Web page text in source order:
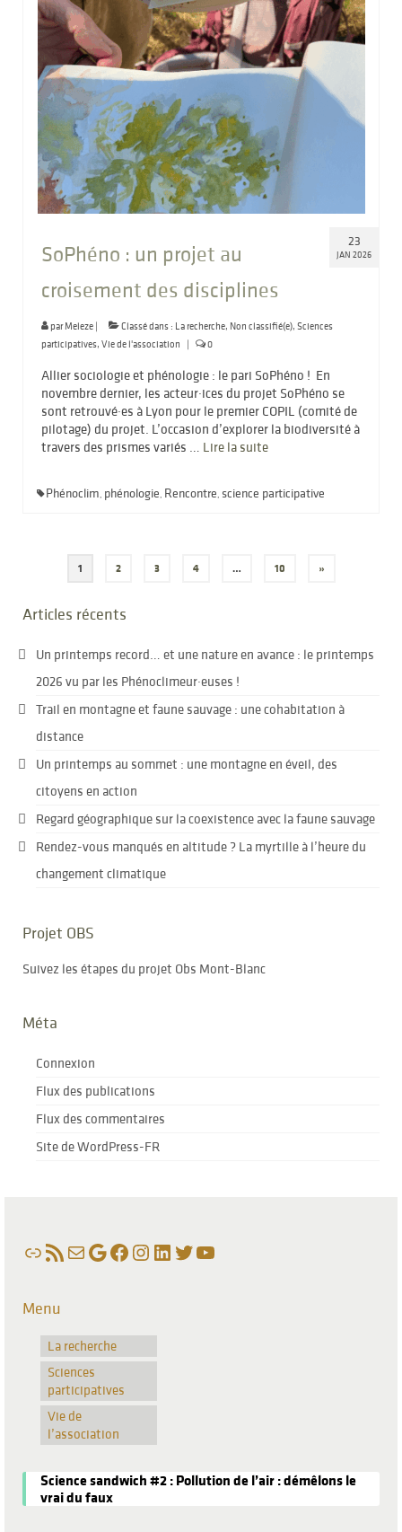
23
JAN 2026
SoPhéno : un projet au
croisement des disciplines
parMeleze | Classé dans : La recherche, Non classifié(e), Sciences
participatives, Vie de l'association | 0
Allier sociologie et phénologie : le pari SoPhéno ! En
novembre dernier, les acteur·ices du projet SoPhéno se
sont retrouvé·es à Lyon pour le premier COPIL (comité de
pilotage) du projet. L’occasion d’explorer la biodiversité à
travers des prismes variés … Lire la suite­­
Phénoclim, phénologie, Rencontre, science participative
Pagination
des
1 2 3 4 … 10 »
Articles récents
Un printemps record… et une nature en avance : le printemps
2026 vu par les Phénoclimeur·euses !
Trail en montagne et faune sauvage : une cohabitation à
distance
Un printemps au sommet : une montagne en éveil, des
citoyens en action
Regard géographique sur la coexistence avec la faune sauvage
Rendez-vous manqués en altitude ? La myrtille à l’heure du
changement climatique
Projet OBS
Suivez les étapes du projet Obs Mont-Blanc
Méta
Connexion
Flux des publications
Flux des commentaires
Site de WordPress-FR
LienFlux RSSE-mailGoogle
Facebook
Instagram
LinkedIn
Twitter
YouTube
Menu
La recherche
Sciences
participatives
Vie de
l’association
Science sandwich #2 : Pollution de l’air : démêlons le
vrai du faux